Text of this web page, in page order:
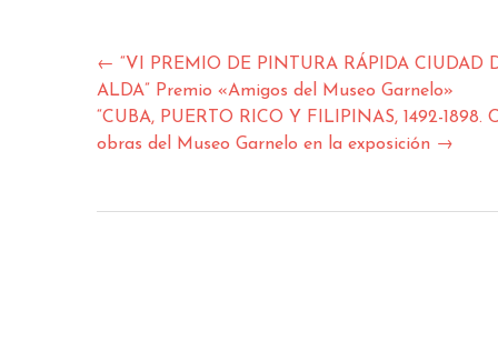
nueva)
Navegación
de
entradas
← “VI PREMIO DE PINTURA RÁPIDA CIUDAD
ALDA” Premio «Amigos del Museo Garnelo»
“CUBA, PUERTO RICO Y FILIPINAS, 1492-1898.
obras del Museo Garnelo en la exposición →